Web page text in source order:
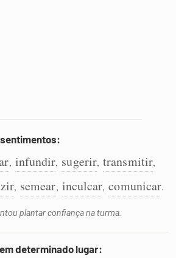
, infundir, sugerir, transmitir,
, semear, inculcar, comunicar.
plantar confiança na turma.
determinado lugar: